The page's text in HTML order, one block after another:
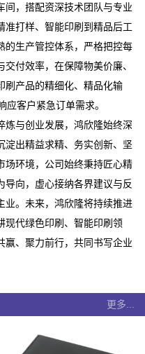
间，搭配资深技术团队与专业
准打样、智能印刷到精品后工
的生产管控体系，严格把控每
付效率，在保障物美价廉、
刷产品的精细化、精品化输
客户紧急订单需求。
炼与创业发展，鸿欣隆始终深
淀出精益求精、务实创新、坚
场环境，公司始终秉持匠心精
导向，虚心接纳各界建议与反
业。未来，鸿欣隆将持续推进
现代绿色印刷、智能印刷领
赢、聚力前行，共同书写企业
更多...